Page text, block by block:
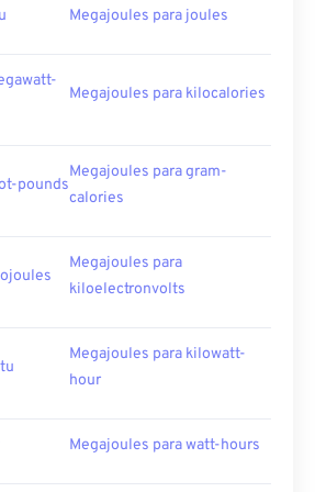
Megajoules para joules
Megajoules para kilocalories
pounds
Megajoules para gram-
calories
Megajoules para
kiloelectronvolts
Megajoules para kilowatt-
hour
Megajoules para watt-hours